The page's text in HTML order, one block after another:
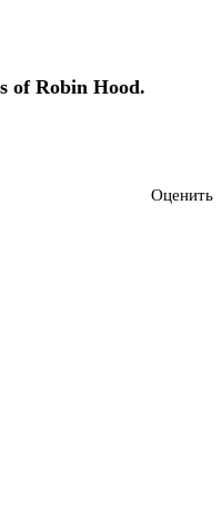
of Robin Hood.
Оценить